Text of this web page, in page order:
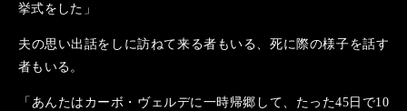
挙式をした」
夫の思い出話をしに訪ねて来る者もいる、死に際の様子を話す
者もいる。
「あんたはカーボ・ヴェルデに一時帰郷して、たった45日で10